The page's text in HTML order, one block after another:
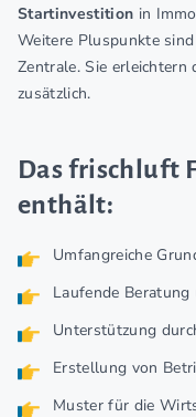
Startinvestition in
Weitere Pluspunkte
Zentrale. Sie
zusätzlich.
Das frischluft
enthält:
Umfangreiche
Laufende
Unterstützung
Erstellung von
Muster für die